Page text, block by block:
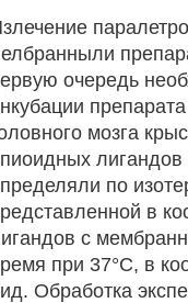
очередь
мозга
лигандов
по
в
с
при 37°С, в
Обработка